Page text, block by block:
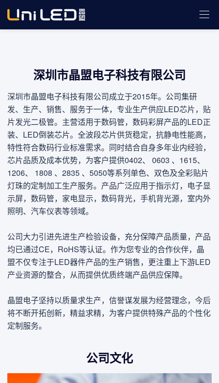
About us
深圳市晶盟电子科技有限公司
深圳市晶盟电子科技有限公司成立于2015年。公司集研
发、生产、销售、服务于一体，专业生产供应LED芯片，贴
片发光二极管。主营适用于数码管，数码彩屏产品的LED正
装、LED倒装芯片。全波段芯片供货稳定，抗静电性能高，
特性符合数码行业标准需求。同时结合自身多年业内经验，
芯片品质及成本优势，为客户提供0402、 0603 、1615、
1206、 1808 、2835 、5050等系列单色、双色及全彩贴片
灯珠的定制加工生产服务。产品广泛应用于指示灯，电子显
示屏，数码管，家电显示，数码背光，手机背光源，室内外
照明、汽车仪表等领域。
公司大力引进先进生产检验设备，充分保障产品质量，产品
均已通过CE，RoHS等认证。作为您专业的合作伙伴，晶
盟不仅专注于LED器件产品的生产销售，更注重上下游LED
产业资源的整合，从而提供优质终端产品供应保障。
晶盟电子坚持以质量求生产，信誉谋发展为经营理念，今后
将不断开拓创新，精益求精，为客户提供特殊产品的个性化
定制服务。
公司文化